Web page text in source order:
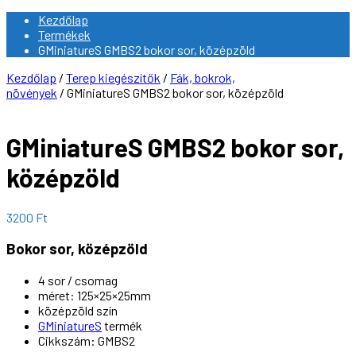
Kezdőlap
Termékek
GMiniatureS GMBS2 bokor sor, középzöld
Kezdőlap / Terep kiegészítők / Fák, bokrok,
növények / GMiniatureS GMBS2 bokor sor, középzöld
GMiniatureS GMBS2 bokor sor,
középzöld
3200 Ft
Bokor sor, középzöld
4 sor / csomag
méret: 125×25×25mm
középzöld szín
GMiniatureS termék
Cikkszám: GMBS2